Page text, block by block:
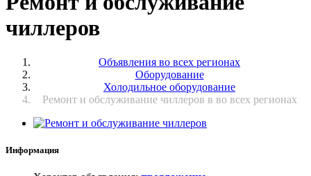
чиллеров
Объявления во всех регионах
Оборудование
Холодильное оборудование
Ремонт и обслуживание чиллеров в во всех регионах
Информация